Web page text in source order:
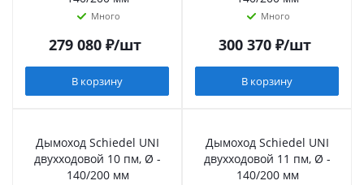
Много
279 080₽/шт
В корзину
Много
300 370₽/шт
В корзину
Дымоход Schiedel UNI
двухходовой 10 пм, Ø -
140/200 мм
Дымоход Schiedel UNI
двухходовой 11 пм, Ø -
140/200 мм